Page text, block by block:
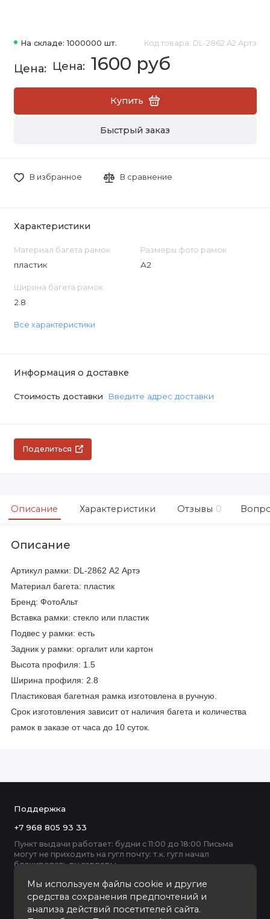
На складе: 1000000 шт. Код товара: DL-2862 А2 Артэ
1600 руб
Купить
Быстрый заказ
В избранное В сравнение
Характеристики
Материал багета рамок
пластик
Размеры фото рамок
А2
Ширина багета рамок
2.8
Все характеристики
Информация о доставке
Стоимость доставки Введите адрес доставки
Поделиться
Описание Характеристики Отзывы 0
Описание
Артикул рамки: DL-2862 А2 Артэ
Материал багета: пластик
Бренд: ФотоАльт
Вставка рамки: стекло или пластик
Подвес у рамки: есть
Задник у рамки: оргалит или картон
Высота профиля: 1.5
Ширина профиля: 2.8
Пластиковая багетная рамка изготовлена в ручную.
Срок изготовления зависит от наличия багета и количества
рамок в заказе от часа до 10 суток.
Мы используем файлы cookie и другие
средства сохранения предпочтений и
анализа действий посетителей сайта.
Поддержка
+7 968 805 93 33
Пункт выдачи работает: будни с 11:00 до 18:00 Письма
могут не приходить на гугл почту: т.к. гугл начал
блокировать ру серверы